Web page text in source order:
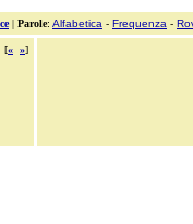
| Parole: Alfabetica - Frequenza -
[« »]